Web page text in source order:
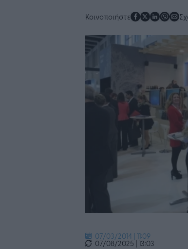
Κοινοποιήστε
07/03/2014 | 11:09
07/08/2025 | 13:03